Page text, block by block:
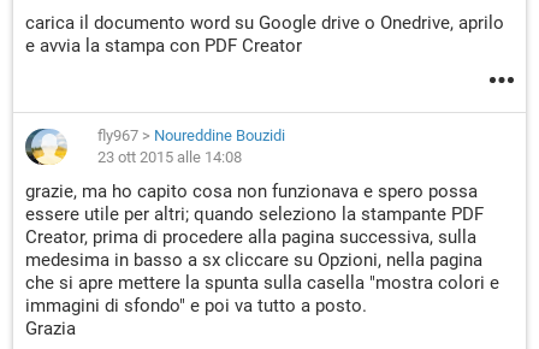
carica il documento word su Google drive o Onedrive, aprilo
e avvia la stampa con PDF Creator
fly967 > Noureddine Bouzidi
23 ott 2015 alle 14:08
grazie, ma ho capito cosa non funzionava e spero possa
essere utile per altri; quando seleziono la stampante PDF
Creator, prima di procedere alla pagina successiva, sulla
medesima in basso a sx cliccare su Opzioni, nella pagina
che si apre mettere la spunta sulla casella "mostra colori e
immagini di sfondo" e poi va tutto a posto.
Grazia